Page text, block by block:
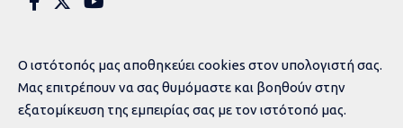
Ο ιστότοπός μας αποθηκεύει cookies στον υπολογιστή σας.
Μας επιτρέπουν να σας θυμόμαστε και βοηθούν στην
εξατομίκευση της εμπειρίας σας με τον ιστότοπό μας.